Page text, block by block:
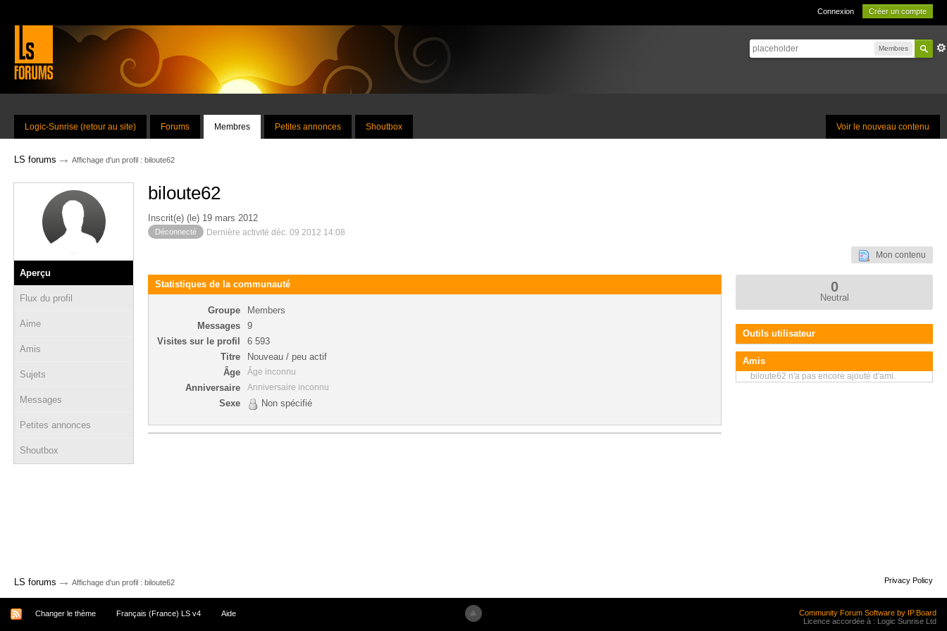
Connexion Créer un compte
Membres
Voir le nouveau contenu
Logic-Sunrise (retour au site) Forums Membres Petites annonces Shoutbox
LS forums → Affichage d'un profil : biloute62
Aperçu
Flux du profil
Aime
Amis
Sujets
Messages
Petites annonces
Shoutbox
biloute62
Inscrit(e) (le) 19 mars 2012
Déconnecté Dernière activité déc. 09 2012 14:08
Mon contenu
Statistiques de la communauté
Groupe
Members
Messages
9
Visites sur le profil
6 593
Titre
Nouveau / peu actif
Âge
Âge inconnu
Anniversaire Anniversaire inconnu
Sexe Non spécifié
0
Neutral
Outils utilisateur
Amis
biloute62 n'a pas encore ajouté d'ami.
LS forums → Affichage d'un profil : biloute62 Privacy Policy
Changer le thème Français (France) LS v4 Aide
Community Forum Software by IP.Board
Licence accordée à : Logic Sunrise Ltd